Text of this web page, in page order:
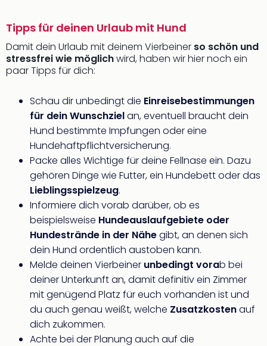
Tipps für deinen Urlaub mit Hund
Damit dein Urlaub mit deinem Vierbeiner so schön und
stressfrei wie möglichwird, haben wir hier noch ein
paar Tipps für dich:
Schau dir unbedingt die Einreisebestimmungen
für dein Wunschzielan, eventuell braucht dein
Hund bestimmte Impfungen oder eine
Hundehaftpflichtversicherung.
Packe alles Wichtige für deine Fellnase ein. Dazu
gehören Dinge wie Futter, ein Hundebett oder das
Lieblingsspielzeug.
Informiere dich vorab darüber, ob es
beispielsweise Hundeauslaufgebiete oder
Hundestrände in der Nähegibt, an denen sich
dein Hund ordentlich austoben kann.
Melde deinen Vierbeiner unbedingt vorab bei
deiner Unterkunft an, damit definitiv ein Zimmer
mit genügend Platz für euch vorhanden ist und
du auch genau weißt, welche Zusatzkostenauf
dich zukommen.
Achte bei der Planung auch auf die